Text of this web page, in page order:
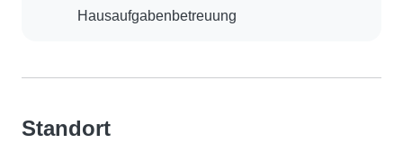
Hausaufgabenbetreuung
Standort